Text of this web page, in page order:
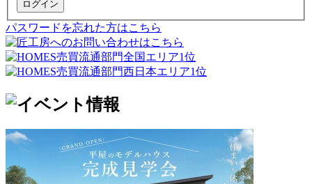
ログイン
パスワードを忘れた方はこちら